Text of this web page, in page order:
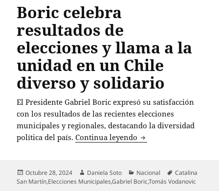
Boric celebra
resultados de
elecciones y llama a la
unidad en un Chile
diverso y solidario
El Presidente Gabriel Boric expresó su satisfacción
con los resultados de las recientes elecciones
municipales y regionales, destacando la diversidad
política del país.Continua leyendo Boric celebra
Publicado
el
Octubre 28, 2024 Autor
Daniela Soto Categorías
Nacional Etiquetas
Catalina
San Martín,Elecciones Municipales,Gabriel Boric,Tomás Vodanovic